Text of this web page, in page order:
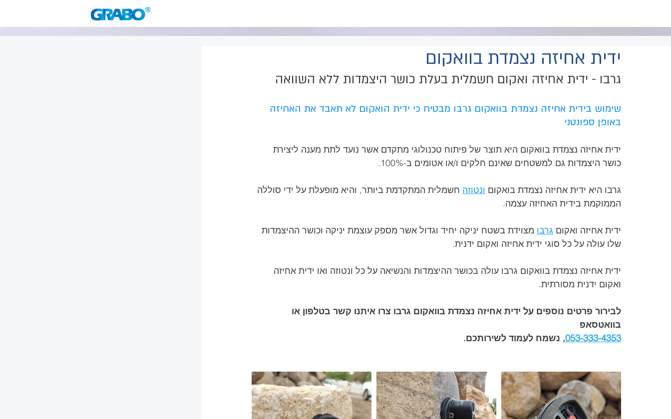
ידית אחיזה נצמדת בוואקום
גרבו - ידית אחיזה ואקום חשמלית בעלת כושר היצמדות ללא השוואה
שימוש בידית אחיזה נצמדת בוואקום גרבו מבטיח כי ידית הואקום לא תאבד את האחיזה
באופן ספונטני
ידית אחיזה נצמדת בוואקום היא תוצר של פיתוח טכנולוגי מתקדם אשר נועד לתת מענה ליצירת
כושר היצמדות גם למשטחים שאינם חלקים ו/או אטומים ב-100%.
גרבו היא ידית אחיזה נצמדת בואקום ונטוזה חשמלית המתקדמת ביותר, והיא מופעלת על ידי סוללה
הממוקמת בידית האחיזה עצמה.
ידית אחיזה ואקום גרבו מצוידת בשטח יניקה יחיד וגדול אשר מספק עוצמת יניקה וכושר ההיצמדות
שלו עולה על כל סוגי ידית אחיזה ואקום ידנית.
ידית אחיזה נצמדת בוואקום גרבו עולה בכושר ההיצמדות והנשיאה על כל ונטוזה ואו ידית אחיזה
ואקום ידנית מסורתית.
לבירור פרטים נוספים על ידית אחיזה נצמדת בוואקום גרבו צרו איתנו קשר בטלפון או
בוואטסאפ
053-333-4353, נשמח לעמוד לשירותכם.